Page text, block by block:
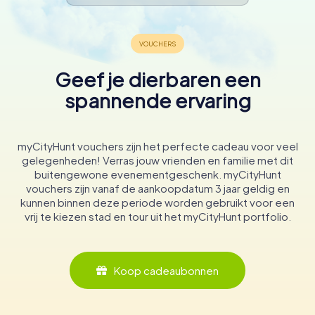
Geef je dierbaren een
spannende ervaring
myCityHunt vouchers zijn het perfecte cadeau voor veel
gelegenheden! Verras jouw vrienden en familie met dit
buitengewone evenementgeschenk. myCityHunt
vouchers zijn vanaf de aankoopdatum 3 jaar geldig en
kunnen binnen deze periode worden gebruikt voor een
vrij te kiezen stad en tour uit het myCityHunt portfolio.
Koop cadeaubonnen